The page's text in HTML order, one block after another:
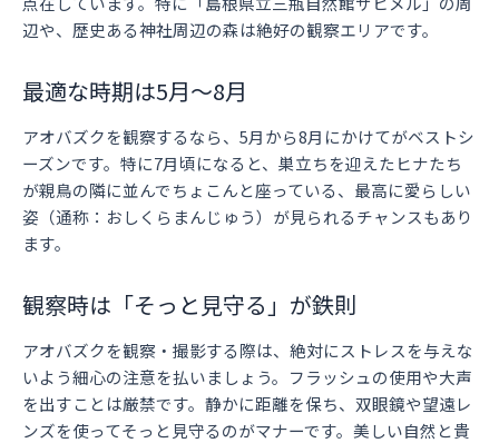
辺や、歴史ある神社周辺の森は絶好の観察エリアです。
最適な時期は5月〜8月
アオバズクを観察するなら、5月から8月にかけてがベストシ
ーズンです。特に7月頃になると、巣立ちを迎えたヒナたち
が親鳥の隣に並んでちょこんと座っている、最高に愛らしい
姿（通称：おしくらまんじゅう）が見られるチャンスもあり
ます。
観察時は「そっと見守る」が鉄則
アオバズクを観察・撮影する際は、絶対にストレスを与えな
いよう細心の注意を払いましょう。フラッシュの使用や大声
を出すことは厳禁です。静かに距離を保ち、双眼鏡や望遠レ
ンズを使ってそっと見守るのがマナーです。美しい自然と貴